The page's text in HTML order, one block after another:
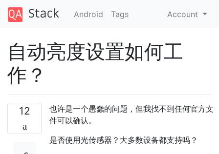
Android Tags Account
自动亮度设置如何工
作？
12
也许是一个愚蠢的问题，但我找不到任何官方文
件可以确认。
是否使用光传感器？大多数设备都支持吗？